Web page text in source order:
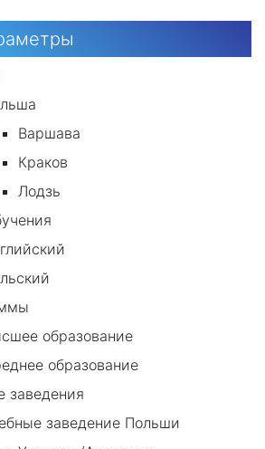
Варшава
Краков
Лодзь
образование
образование
заведения
заведение Польши